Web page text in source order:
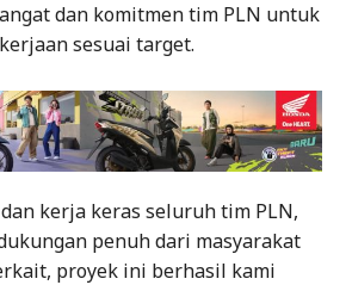
dan komitmen tim PLN untuk
sesuai target.
kerja keras seluruh tim PLN,
penuh dari masyarakat
proyek ini berhasil kami